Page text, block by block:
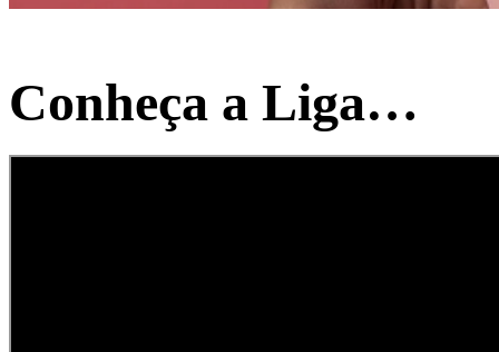
Conheça a Liga
Contra o Câncer